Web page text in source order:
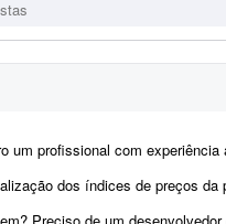
com experiência avançada em Excel (ou Google Sheets) para
dos índices de preços da planilha anexa para 06/2026,